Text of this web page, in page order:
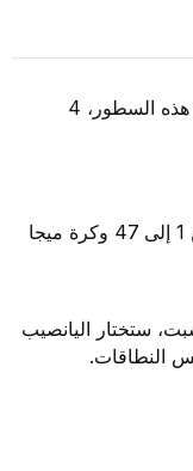
وفيما يلي القواعد السارية حتى وقت كتابة هذه السطور، 4
سيختار اللاعب خمس كرات بيضاء من 1 إلى 47 وكرة ميجا
ستختار اليانصيب
النطاقات.